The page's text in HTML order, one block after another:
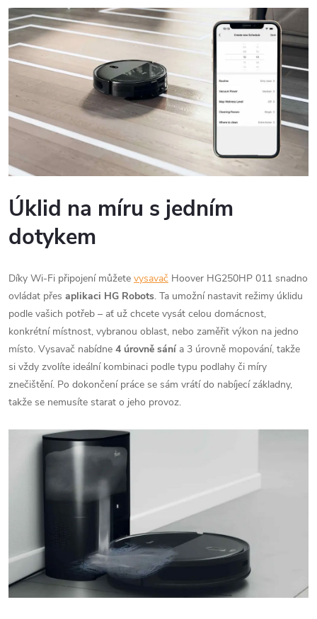
Úklid na míru s jedním
dotykem
Díky Wi-Fi připojení můžete vysavač Hoover HG250HP 011 snadno
ovládat přes aplikaci HG Robots. Ta umožní nastavit režimy úklidu
podle vašich potřeb – ať už chcete vysát celou domácnost,
konkrétní místnost, vybranou oblast, nebo zaměřit výkon na jedno
místo. Vysavač nabídne 4 úrovně sání a 3 úrovně mopování, takže
si vždy zvolíte ideální kombinaci podle typu podlahy či míry
znečištění. Po dokončení práce se sám vrátí do nabíjecí základny,
takže se nemusíte starat o jeho provoz.